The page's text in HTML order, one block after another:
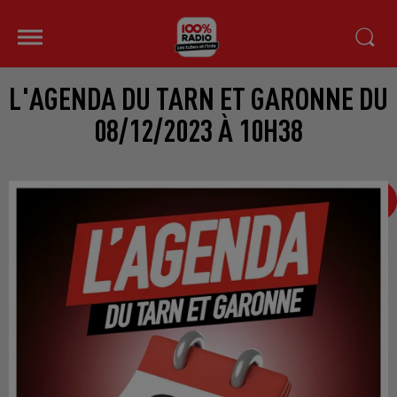
L'AGENDA DU TARN ET GARONNE DU
08/12/2023 À 10H38